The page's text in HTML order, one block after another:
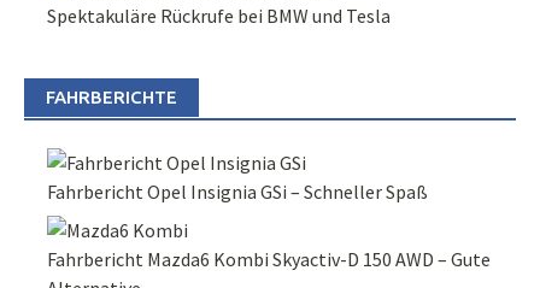
Spektakuläre Rückrufe bei BMW und Tesla
FAHRBERICHTE
Fahrbericht Opel Insignia GSi – Schneller Spaß
Fahrbericht Mazda6 Kombi Skyactiv-D 150 AWD – Gute